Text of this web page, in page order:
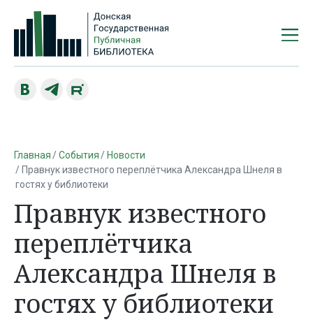
Главная События
Новости
Правнук известного переплётчика Александра Шнеля в
гостях у библиотеки
Правнук известного
переплётчика
Александра Шнеля в
гостях у библиотеки